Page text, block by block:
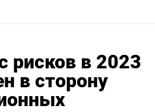
рисков в 2023
в сторону